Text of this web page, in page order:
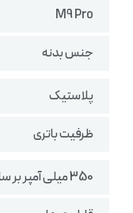
M9 Pro
جنس بدنه
پلاستیک
ظرفیت باتری
350 میلی آمپر بر ساعت